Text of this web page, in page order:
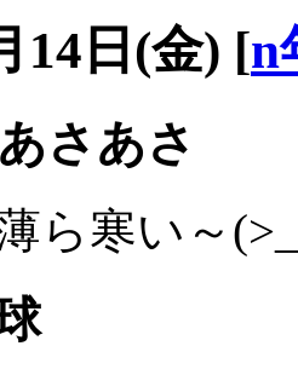
14日(金) [n
さあさ
ら寒い～